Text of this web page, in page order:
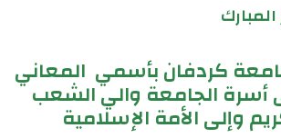
كردفان بأسمي المعاني
أسرة الجامعة والي الشعب
وإلى الأمة الإسلامية